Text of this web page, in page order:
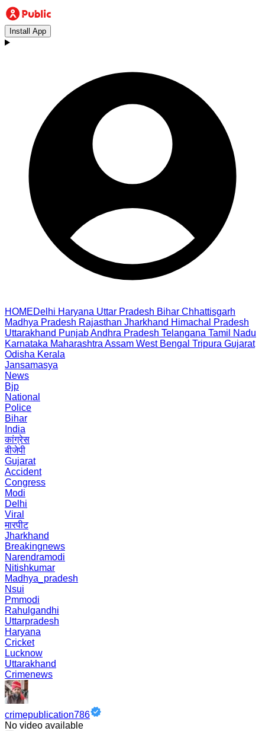
Install App
HOMEDelhi Haryana Uttar Pradesh Bihar Chhattisgarh
Madhya Pradesh Rajasthan Jharkhand Himachal Pradesh
Uttarakhand PunjabAndhra Pradesh Telangana Tamil Nadu
Karnataka Maharashtra Assam West Bengal Tripura Gujarat
Odisha Kerala
Jansamasya
News
Bjp
National
Police
Bihar
India
कांग्रेस
बीजेपी
Gujarat
Accident
Congress
Modi
Delhi
Viral
मारपीट
Jharkhand
Breakingnews
Narendramodi
Nitishkumar
Madhya_pradesh
Nsui
Pmmodi
Rahulgandhi
Uttarpradesh
Haryana
Cricket
Lucknow
Uttarakhand
Crimenews
crimepublication786
No video available